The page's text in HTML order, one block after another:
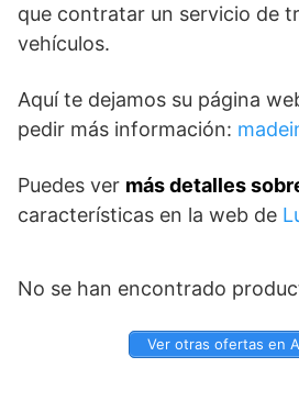
que contratar un servicio de
vehículos.
Aquí te dejamos su página
pedir más información:
Puedes ver más detalles
características en la web de
No se han encontrado
Ver otras ofertas en